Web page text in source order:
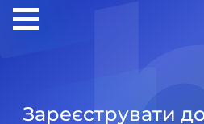
Зареєструвати